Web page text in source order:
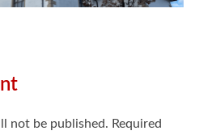
not be published. Required